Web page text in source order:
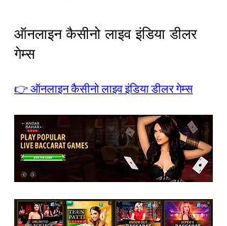
ऑनलाइन कैसीनो लाइव इंडिया डीलर
गेम्स
👉 ऑनलाइन कैसीनो लाइव इंडिया डीलर गेम्स